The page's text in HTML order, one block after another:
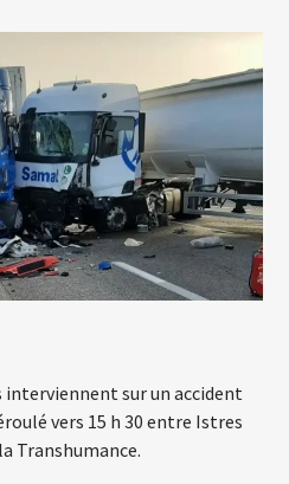
Mosquitos
70
sur un accident
vers 15 h 30 entre Istres
Transhumance.